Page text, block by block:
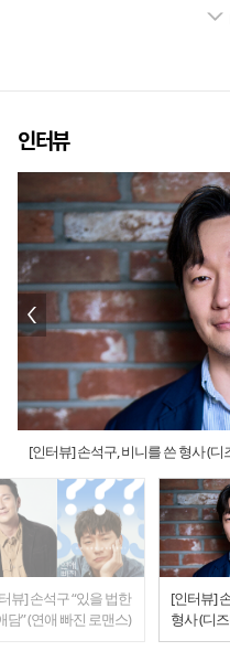
기태호 역을 맡았다. 2021년
에서 형사 장난감을 연기한다.
감독의 [댓글부대]에서 딜레머
2024년 문병곤 감독의 런닝
'의문의 물체'를 쫓는 주인공
[괜찮아 괜찮아 괜찮아!]에서
지각개봉한 강이관 감독의 [
감염된 백신연구소 연구원 수
디즈니플러스 시리즈 [나인
경위를 맡았다. 6월, JTBC 드
김혜자의 남편 고낙준을 연기
인터뷰
[인터뷰] 손석구, 비니를 쓴 형사 (디
뷰] 손석구 “있을 법한
담” (연애 빠진 로맨스)
[인터뷰]
형사 (디
퍼즐’)